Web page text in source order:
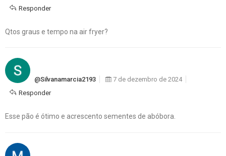
Responder
Qtos graus e tempo na air fryer?
@silvanamarcia2193
7 de dezembro de 2024
Responder
Esse pão é ótimo e acrescento sementes de abóbora.